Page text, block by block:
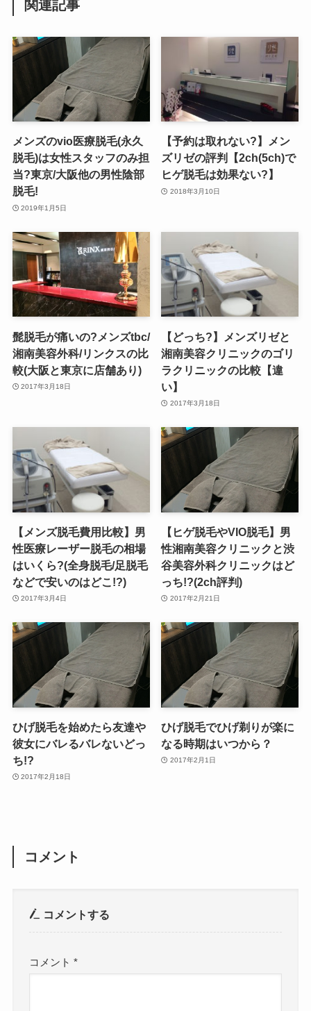
関連記事
メンズのvio医療脱毛(永久
脱毛)は女性スタッフのみ担
当?東京/大阪他の男性陰部
脱毛!
2019年1月5日
【予約は取れない?】メン
ズリゼの評判【2ch(5ch)で
ヒゲ脱毛は効果ない?】
2018年3月10日
髭脱毛が痛いの?メンズtbc/
湘南美容外科/リンクスの比
較(大阪と東京に店舗あり)
2017年3月18日
【どっち?】メンズリゼと
湘南美容クリニックのゴリ
ラクリニックの比較【違
い】
2017年3月18日
【メンズ脱毛費用比較】男
性医療レーザー脱毛の相場
はいくら?(全身脱毛/足脱毛
などで安いのはどこ!?)
2017年3月4日
【ヒゲ脱毛やVIO脱毛】男
性湘南美容クリニックと渋
谷美容外科クリニックはど
っち!?(2ch評判)
2017年2月21日
ひげ脱毛を始めたら友達や
彼女にバレるバレないどっ
ち!?
2017年2月18日
ひげ脱毛でひげ剃りが楽に
なる時期はいつから？
2017年2月1日
コメント
コメントする
コメント*